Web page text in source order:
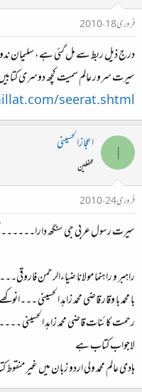
فروری 18، 2010
درج ذیل ربط سے مل گئی ہے، سلیمان
سیرت سرور عالم سمیت کچھ دوسری
seerat.shtml
ا اعجازالحسینی
محفلین
فروری 24، 2010
سیرت رسول عربی جی سنگھ دارا۔۔۔۔۔۔
راہبر و راہنما مولانا ضیاءالرحمن
با محمد با وقار قاضی محمد زاہد الحسینی
رحمت کائنات قاضی محمد زاہد الحسینی
لاجواب کتاب ہے
ہادی عالم محمد ولی اردو زبان میں غیر